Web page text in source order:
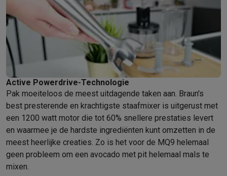
Gaming consoles
Smart home & devices
SmartwatchesSmartwatchesActivity Trackers
Opladers
Mobiliteit
Elektrische stepsDashcamsGPS CoyoteElektrische
Veiligheid & bescherming
Bewakingscamera's Alarmsystemen
Contactloos betalen
Betaalterminals Accessoires SumUp
Omgeving & comfortVerlichtingPlug & play zonnepanelen
EntertainmentSmart TVSmart speakersGoogle TV Streamer
KeukenSlimme koelkastenSlimme vaatwassersSlimme
Huishouden & gezondheidSlimme wasmachinesSlimme
Eco producten
Ecocheques
Info ecochequesAlle eco productenAlle eco promoties
Refurbished
Active Powerdrive-Technologie
Pak moeiteloos de meest uitdagende taken aan. Braun's
best presterende en krachtigste staafmixer is uitgerust met
een 1200 watt motor die tot 60% snellere prestaties levert
en waarmee je de hardste ingrediënten kunt omzetten in de
meest heerlijke creaties. Zo is het voor de MQ9 helemaal
geen probleem om een avocado met pit helemaal mals te
mixen.